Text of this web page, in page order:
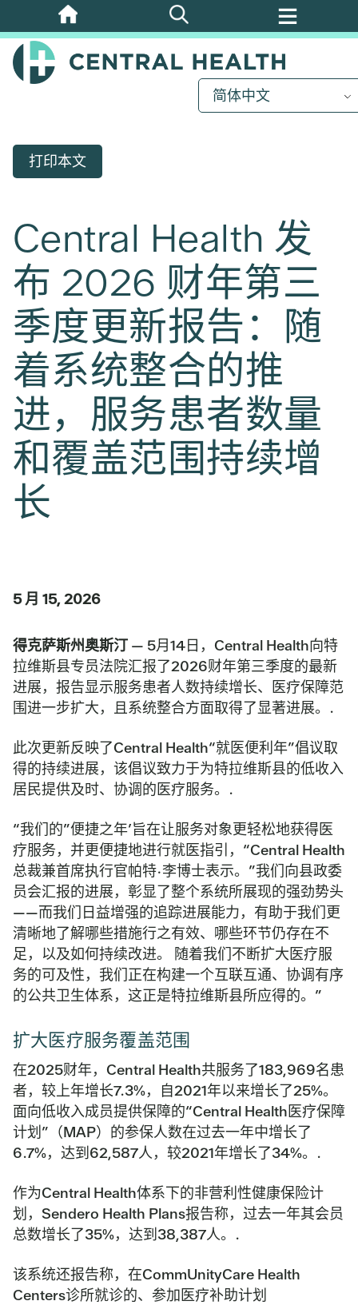
跳
至
主
简体中文
打印本文
Central Health 发
布 2026 财年第三
季度更新报告：随
着系统整合的推
进，服务患者数量
和覆盖范围持续增
长
5 月 15, 2026
得克萨斯州奥斯汀 — 5月14日，Central Health向特
拉维斯县专员法院汇报了2026财年第三季度的最新
进展，报告显示服务患者人数持续增长、医疗保障范
围进一步扩大，且系统整合方面取得了显著进展。.
此次更新反映了Central Health“就医便利年”倡议取
得的持续进展，该倡议致力于为特拉维斯县的低收入
居民提供及时、协调的医疗服务。.
“我们的”便捷之年’旨在让服务对象更轻松地获得医
疗服务，并更便捷地进行就医指引，“Central Health
总裁兼首席执行官帕特·李博士表示。”我们向县政委
员会汇报的进展，彰显了整个系统所展现的强劲势头
——而我们日益增强的追踪进展能力，有助于我们更
清晰地了解哪些措施行之有效、哪些环节仍存在不
足，以及如何持续改进。 随着我们不断扩大医疗服
务的可及性，我们正在构建一个互联互通、协调有序
的公共卫生体系，这正是特拉维斯县所应得的。”
扩大医疗服务覆盖范围
在2025财年，Central Health共服务了183,969名患
者，较上年增长7.3%，自2021年以来增长了25%。
面向低收入成员提供保障的“Central Health医疗保障
计划”（MAP）的参保人数在过去一年中增长了
6.7%，达到62,587人，较2021年增长了34%。.
作为Central Health体系下的非营利性健康保险计
划，Sendero Health Plans报告称，过去一年其会员
总数增长了35%，达到38,387人。.
该系统还报告称，在CommUnityCare Health
Centers诊所就诊的、参加医疗补助计划